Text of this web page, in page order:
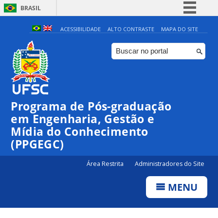
BRASIL
Simplifique!
Comunica BR
Participe
Canais
ACESSIBILIDADE ALTO CONTRASTE MAPA DO SITE
Programa de Pós-graduação
em Engenharia, Gestão e
Mídia do Conhecimento
(PPGEGC)
Área Restrita Administradores do Site
MENU